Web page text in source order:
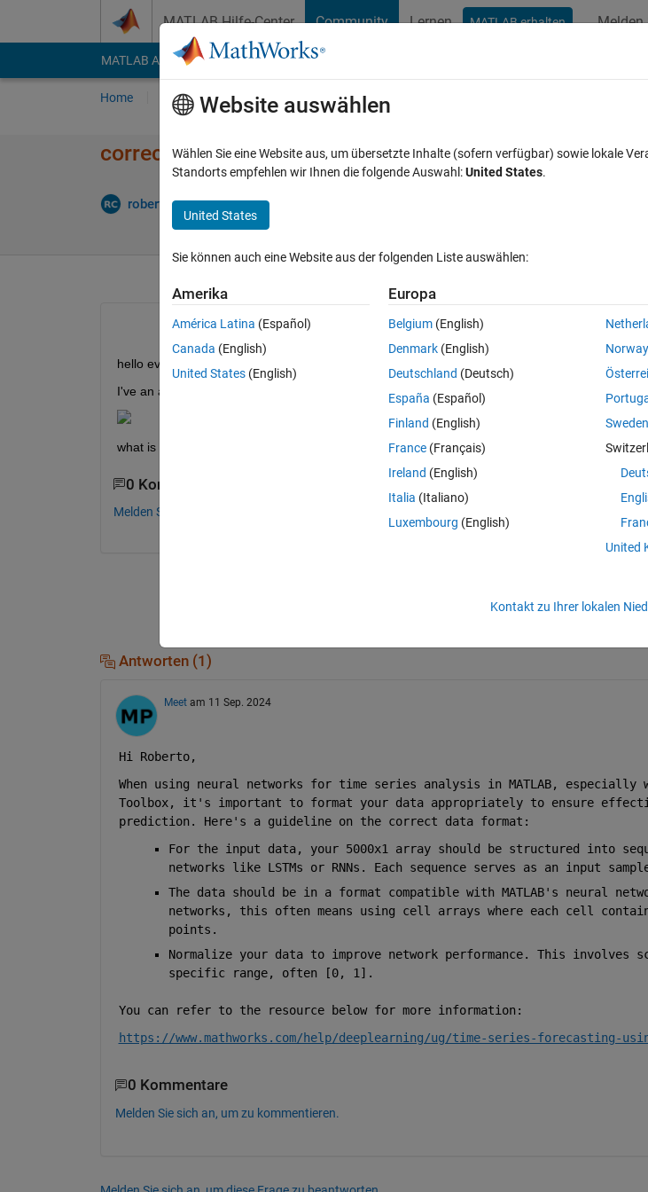
MATLAB Hilfe-Center Community Lernen MATLAB erhalten Melden
MATLAB Answers File Exchange Cody
Home Fragen Antworten Durchsuchen
correct format file for neural network script
roberto 9 Mär. 2023 1 Antwort
hello everybody
I've an array file, class double 5000x1, saved in Matlab drive. it contains a column of time
what is the correct format to be used for neural network analyses? tks
0 Kommentare
Melden Sie sich an, um zu kommentieren.
Antworten (1)
Meet am 11 Sep. 2024
Hi Roberto,
When using neural networks for time series analysis in MATLAB, especially
Toolbox, it's important to format your data appropriately to ensure
prediction. Here's a guideline on the correct data format:
For the input data, your 5000x1 array should be structured into
networks like LSTMs or RNNs. Each sequence serves as an input
The data should be in a format compatible with MATLAB's neural
networks, this often means using cell arrays where each cell
points.
Normalize your data to improve network performance. This involves
specific range, often [0, 1].
You can refer to the resource below for more information:
https://www.mathworks.com/help/deeplearning/ug/time-series-forecasting-
0 Kommentare
Melden Sie sich an, um zu kommentieren.
Website auswählen
Wählen Sie eine Website aus, um übersetzte Inhalte (sofern verfügbar) sowie lokale
Standorts empfehlen wir Ihnen die folgende Auswahl:United States.
United States
Sie können auch eine Website aus der folgenden Liste auswählen:
Amerika
América Latina (Español)
Canada (English)
United States (English)
Europa
Belgium (English)
Denmark (English)
Deutschland (Deutsch)
España (Español)
Finland (English)
France (Français)
Ireland (English)
Italia (Italiano)
Luxembourg (English)
Norway
Sweden
United
Kontakt zu Ihrer lokalen